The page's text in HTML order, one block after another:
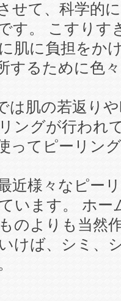
せて、科学的
す。 こすりす
肌に負担をか
するために色
は肌の若返り
ングが行われ
ってピーリン
近様々なピー
います。 ホー
のよりも当然
けば、シミ、